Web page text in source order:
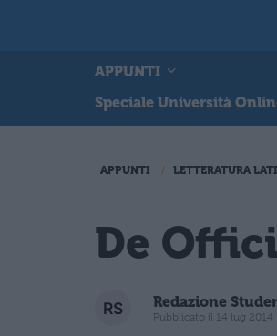
APPUNTI
Speciale Università
APPUNTI LETTERATURA
De
Redazione
Pubblicato il 14 lug 2014